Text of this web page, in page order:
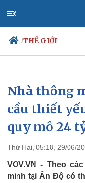
/THẾ GIỚI
Chính trị
Đảng
Tổ chức nhân sự
Quốc hội
Nhận diện sự thật
Nhà thông
cầu thiết
quy mô 24
Thứ Hai, 05:18, 29/06/
VOV.VN - Theo
minh tại Ấn Độ có